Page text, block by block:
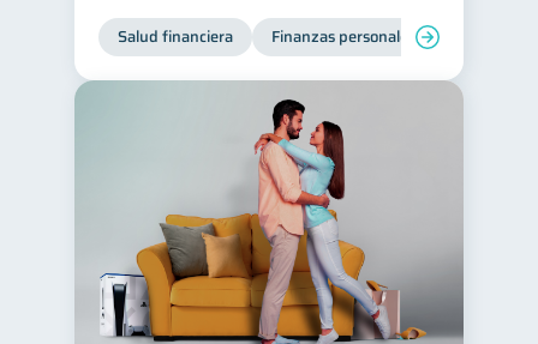
Salud financiera Finanzas personales